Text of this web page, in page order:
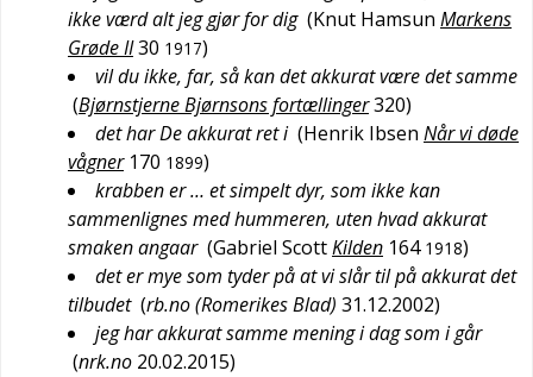
ikke værd alt jeg gjør for dig (Knut Hamsun Markens
Grøde II30 1917)
vil du ikke, far, så kan det akkurat være det samme
(Bjørnstjerne Bjørnsons fortællinger320)
det har De akkurat ret i (Henrik Ibsen Når vi døde
vågner 170 1899)
krabben er … et simpelt dyr, som ikke kan
sammenlignes med hummeren, uten hvad akkurat
smaken angaar (Gabriel ScottKilden 164 1918)
det er mye som tyder på at vi slår til på akkurat det
tilbudet (rb.no (Romerikes Blad) 31.12.2002)
jeg har akkurat samme mening i dag som i går
(nrk.no 20.02.2015)